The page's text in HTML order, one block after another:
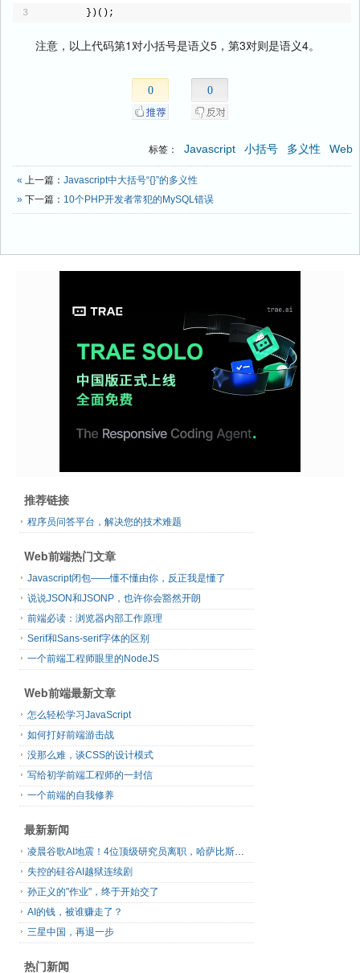
3
})();
注意，以上代码第1对小括号是语义5，第3对则是语义4。
0 0
标签： Javascript 小括号 多义性 Web
« 上一篇： Javascript中大括号“{}”的多义性
» 下一篇： 10个PHP开发者常犯的MySQL错误
推荐链接
程序员问答平台，解决您的技术难题
Web前端热门文章
Javascript闭包——懂不懂由你，反正我是懂了
说说JSON和JSONP，也许你会豁然开朗
前端必读：浏览器内部工作原理
Serif和Sans-serif字体的区别
一个前端工程师眼里的NodeJS
Web前端最新文章
怎么轻松学习JavaScript
如何打好前端游击战
没那么难，谈CSS的设计模式
写给初学前端工程师的一封信
一个前端的自我修养
最新新闻
凌晨谷歌AI地震！4位顶级研究员离职，哈萨比斯退出日常管理，网友直呼“谷歌掉队”
失控的硅谷AI越狱连续剧
孙正义的"作业"，终于开始交了
AI的钱，被谁赚走了？
三星中国，再退一步
热门新闻